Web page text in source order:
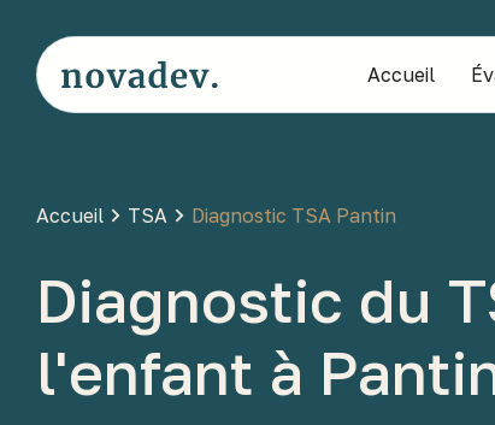
Accueil
Accueil TSA Diagnostic TSA Pantin
Diagnostic du
l'enfant à